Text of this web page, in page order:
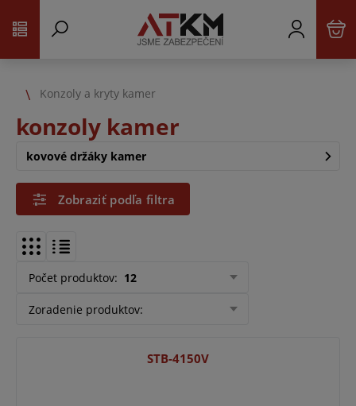
Konzoly a kryty kamer
konzoly kamer
kovové držáky kamer
Zobraziť podľa filtra
Počet produktov: 12
Zoradenie produktov:
STB-4150V